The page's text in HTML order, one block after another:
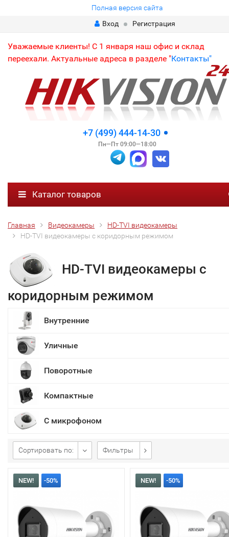
Полная версия сайта
Вход
Регистрация
Уважаемые клиенты! С 1 января наш офис и склад
переехали. Актуальные адреса в разделе "Контакты"
+7 (499) 444-14-30
Пн—Пт 09:00—18:00
Каталог товаров
Главная Видеокамеры
HD-TVI видеокамеры
HD-TVI видеокамеры с коридорным режимом
HD-TVI видеокамеры с
коридорным режимом
Внутренние
Уличные
Поворотные
Компактные
С микрофоном
Сортировать по: Фильтры
NEW! -50% NEW! -50%